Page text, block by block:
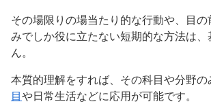
その場限りの場当たり的な行動や、目の
みでしか役に立たない短期的な方法は
ん。
本質的理解をすれば、その科目や分野の
目 や日常生活などに応用が可能です。